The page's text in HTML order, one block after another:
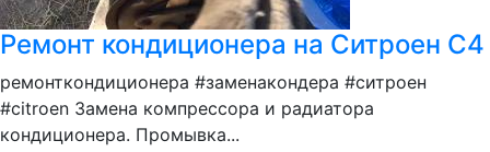
Ремонт кондиционера на Ситроен С4
ремонткондиционера #заменакондера #ситроен
#citroen Замена компрессора и радиатора
кондиционера. Промывка...